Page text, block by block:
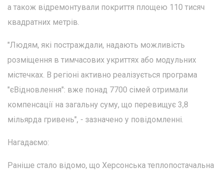
а також відремонтували покриття площею 110 тисяч
квадратних метрів.
"Людям, які постраждали, надають можливість
розміщення в тимчасових укриттях або модульних
містечках. В регіоні активно реалізується програма
"єВідновлення": вже понад 7700 сімей отримали
компенсації на загальну суму, що перевищує 3,8
мільярда гривень", - зазначено у повідомленні.
Нагадаємо:
Раніше стало відомо, що Херсонська теплопостачальна